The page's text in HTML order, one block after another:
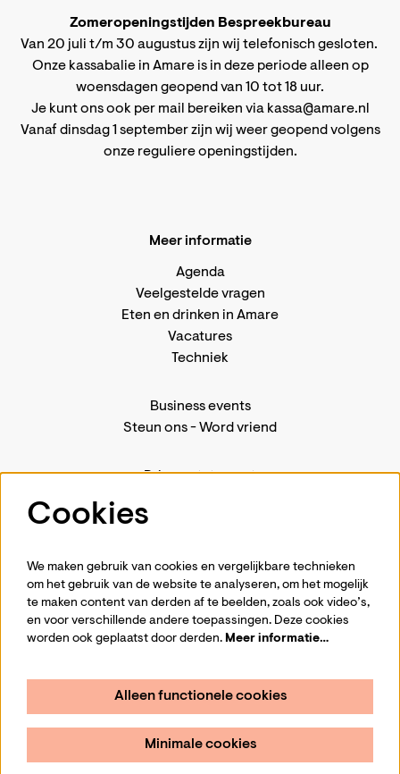
Zomeropeningstijden Bespreekbureau
Van 20 juli t/m 30 augustus zijn wij telefonisch gesloten.
Onze kassabalie in Amare is in deze periode alleen op
woensdagen geopend van 10 tot 18 uur.
Je kunt ons ook per mail bereiken via kassa@amare.nl
Vanaf dinsdag 1 september zijn wij weer geopend volgens
onze reguliere openingstijden.
Meer informatie
Agenda
Veelgestelde vragen
Eten en drinken in Amare
Vacatures
Techniek
Business events
Steun ons-Word vriend
Privacystatement
Volg ons
Aanmelden
Cookies
We maken gebruik van cookies en vergelijkbare technieken
om het gebruik van de website te analyseren, om het mogelijk
te maken content van derden af te beelden, zoals ook video’s,
en voor verschillende andere toepassingen. Deze cookies
worden ook geplaatst door derden. Meer informatie…
Alleen functionele cookies
Minimale cookies